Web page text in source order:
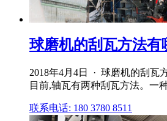
球磨机的刮瓦方法有
2018年4月4日 · 球磨机的刮瓦
目前,轴瓦有两种刮瓦方法。一
联系电话: 180 3780 8511